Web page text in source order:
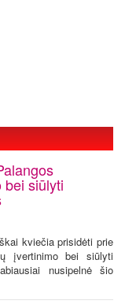
siūlyti
kviečia prisidėti prie
įvertinimo bei siūlyti
nusipelnė šio